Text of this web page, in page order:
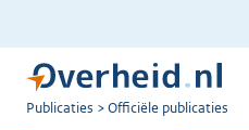
U
Publicaties Officiële publicaties